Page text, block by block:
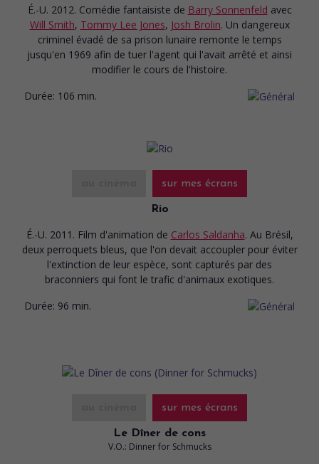
É.-U. 2012. Comédie fantaisiste de Barry Sonnenfeld avec
Will Smith, Tommy Lee Jones, Josh Brolin. Un dangereux
criminel évadé de sa prison lunaire remonte le temps
jusqu'en 1969 afin de tuer l'agent qui l'avait arrêté et ainsi
modifier le cours de l'histoire.
Durée: 106 min.
sur mes écrans
Rio
É.-U. 2011. Film d'animation de Carlos Saldanha. Au Brésil,
deux perroquets bleus, que l'on devait accoupler pour éviter
l'extinction de leur espèce, sont capturés par des
braconniers qui font le trafic d'animaux exotiques.
Durée: 96 min.
sur mes écrans
Le Dîner de cons
V.O.: Dinner for Schmucks